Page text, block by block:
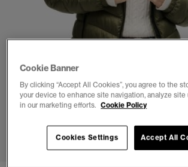
1 2 3 4 5 6
Cookie Banner
By clicking “Accept All Cookies”, you agree to the
your device to enhance site navigation, analyze site
in our marketing efforts. Cookie Policy
Accept All
Cookies Settings